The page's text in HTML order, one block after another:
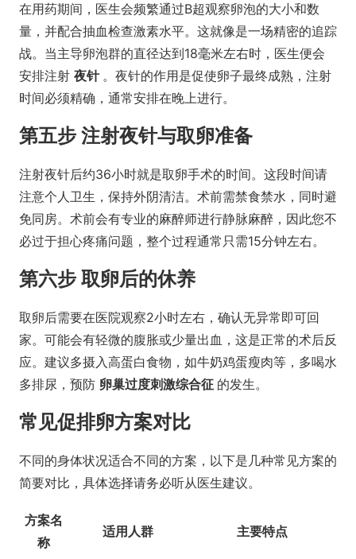
在用药期间，医生会频繁通过B超观察卵泡的大小和数
量，并配合抽血检查激素水平。这就像是一场精密的追踪
战。当主导卵泡群的直径达到18毫米左右时，医生便会
安排注射 夜针 。夜针的作用是促使卵子最终成熟，注射
时间必须精确，通常安排在晚上进行。
第五步 注射夜针与取卵准备
注射夜针后约36小时就是取卵手术的时间。这段时间请
注意个人卫生，保持外阴清洁。术前需禁食禁水，同时避
免同房。术前会有专业的麻醉师进行静脉麻醉，因此您不
必过于担心疼痛问题，整个过程通常只需15分钟左右。
第六步 取卵后的休养
取卵后需要在医院观察2小时左右，确认无异常即可回
家。可能会有轻微的腹胀或少量出血，这是正常的术后反
应。建议多摄入高蛋白食物，如牛奶鸡蛋瘦肉等，多喝水
多排尿，预防 卵巢过度刺激综合征 的发生。
常见促排卵方案对比
不同的身体状况适合不同的方案，以下是几种常见方案的
简要对比，具体选择请务必听从医生建议。
方案名
称
适用人群 主要特点